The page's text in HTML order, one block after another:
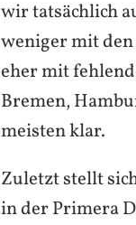
wir tatsächlich
weniger mit den
eher mit
Bremen,
meisten klar.
Zuletzt stellt
in der Primera